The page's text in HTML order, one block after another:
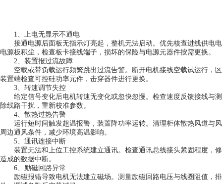
1、上电无显示不通电
接通电源后面板无指示灯亮起，整机无法启动。优先核查进线供电
电源板积尘，检查板卡接线端子，损坏的保险与电源元器件按需更换。
2、装置报过流故障
空载或带负载运行频繁跳出过流告警。断开电机接线空载试运行，
装置端检查可控硅功率元件，击穿器件进行更换。
3、转速调节失控
给定信号变化后电机转速无变化或忽快忽慢。检查速度反馈接线与
除线路干扰，重新校准参数。
4、散热过热告警
运行短时间触发超温报警，装置降功率运转。清理柜体散热风道与
周边通风条件，减少环境高温影响。
5、通讯连接中断
装置无法和上位工控系统建立通讯。检查通讯总线接头紧固程度，
造成的数据中断。
6、励磁回路异常
励磁报错导致电机无法建立磁场。测量励磁回路电压与线圈阻值，